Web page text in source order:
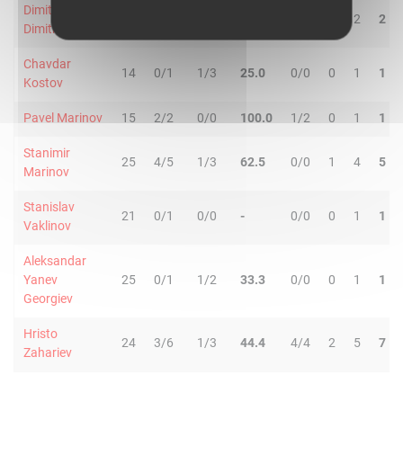
Dimitar
Dimitrov
2 2
Chavdar
Kostov
14 0/1 1/3 25.0 0/0 0 1 1
Pavel Marinov 15 2/2 0/0 100.0 1/2 0 1 1
Stanimir
Marinov
25 4/5 1/3 62.5 0/0 1 4 5
Stanislav
Vaklinov
21 0/1 0/0 - 0/0 0 1 1
Aleksandar
Yanev
Georgiev
25 0/1 1/2 33.3 0/0 0 1 1
Hristo
Zahariev
24 3/6 1/3 44.4 4/4 2 5 7